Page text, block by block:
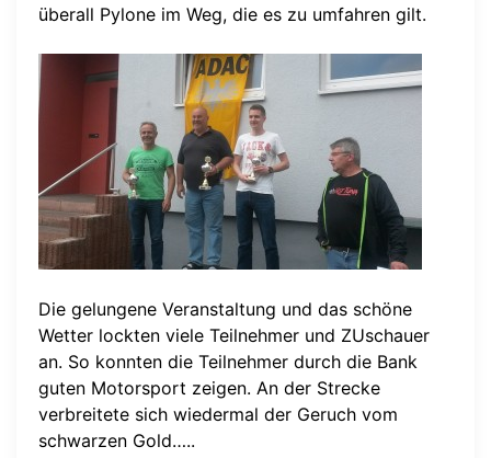
überall Pylone im Weg, die es zu umfahren gilt.
Die gelungene Veranstaltung und das schöne
Wetter lockten viele Teilnehmer und ZUschauer
an. So konnten die Teilnehmer durch die Bank
guten Motorsport zeigen. An der Strecke
verbreitete sich wiedermal der Geruch vom
schwarzen Gold…..